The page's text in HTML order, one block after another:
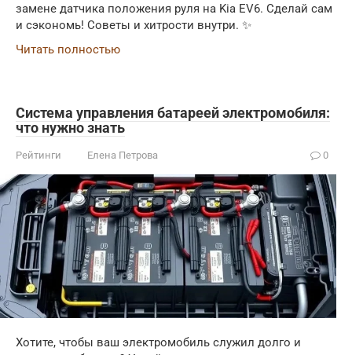
замене датчика положения руля на Kia EV6. Сделай сам
и сэкономь! Советы и хитрости внутри. ✨
Читать полностью
Система управления батареей электромобиля:
что нужно знать
Рейтинги Елена Петрова 0
Хотите, чтобы ваш электромобиль служил долго и